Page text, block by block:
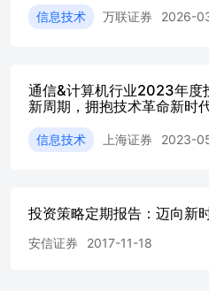
型驱动，逐步走向多模型
系统正在成为Token消耗
Agent系统与CodingAgent
Token消耗量显著高于普通
需要持续读取代码库、调
证，单次任务往往消耗大
发阶段 日均词元调用量
2024年初的1000亿增长了
得了阶段性成效，截止到
信息技术 万联证券 2026-
通信&计算机行业2023年度
新周期，拥抱技术革命新时
信息技术 上海证券 2023-
投资策略定期报告：迈向新
安信证券 2017-11-18